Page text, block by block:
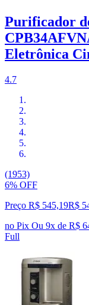
Purificador
Eletrônica
4.7
(1953)
6% OFF
Preço R$ 545,19R$
no Pix Ou 9x de R$
Full